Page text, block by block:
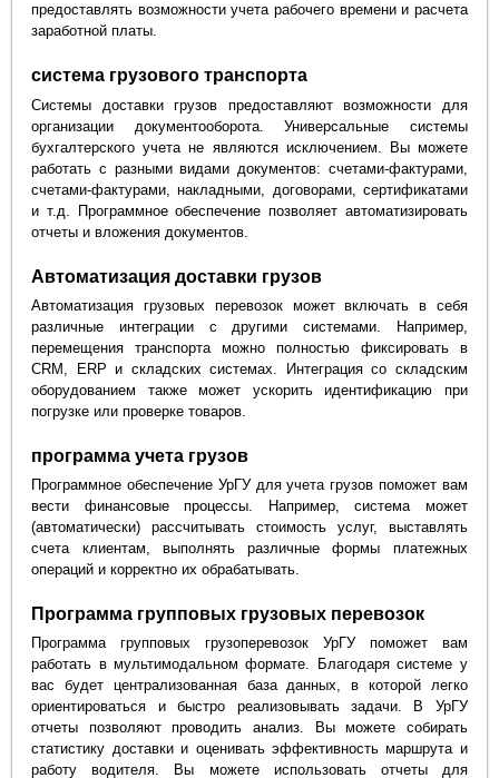
предоставлять возможности учета рабочего времени и расчета
заработной платы.
система грузового транспорта
Системы доставки грузов предоставляют возможности для
организации документооборота. Универсальные системы
бухгалтерского учета не являются исключением. Вы можете
работать с разными видами документов: счетами-фактурами,
счетами-фактурами, накладными, договорами, сертификатами
и т.д. Программное обеспечение позволяет автоматизировать
отчеты и вложения документов.
Автоматизация доставки грузов
Автоматизация грузовых перевозок может включать в себя
различные интеграции с другими системами. Например,
перемещения транспорта можно полностью фиксировать в
CRM, ERP и складских системах. Интеграция со складским
оборудованием также может ускорить идентификацию при
погрузке или проверке товаров.
программа учета грузов
Программное обеспечение УрГУ для учета грузов поможет вам
вести финансовые процессы. Например, система может
(автоматически) рассчитывать стоимость услуг, выставлять
счета клиентам, выполнять различные формы платежных
операций и корректно их обрабатывать.
Программа групповых грузовых перевозок
Программа групповых грузоперевозок УрГУ поможет вам
работать в мультимодальном формате. Благодаря системе у
вас будет централизованная база данных, в которой легко
ориентироваться и быстро реализовывать задачи. В УрГУ
отчеты позволяют проводить анализ. Вы можете собирать
статистику доставки и оценивать эффективность маршрута и
работу водителя. Вы можете использовать отчеты для